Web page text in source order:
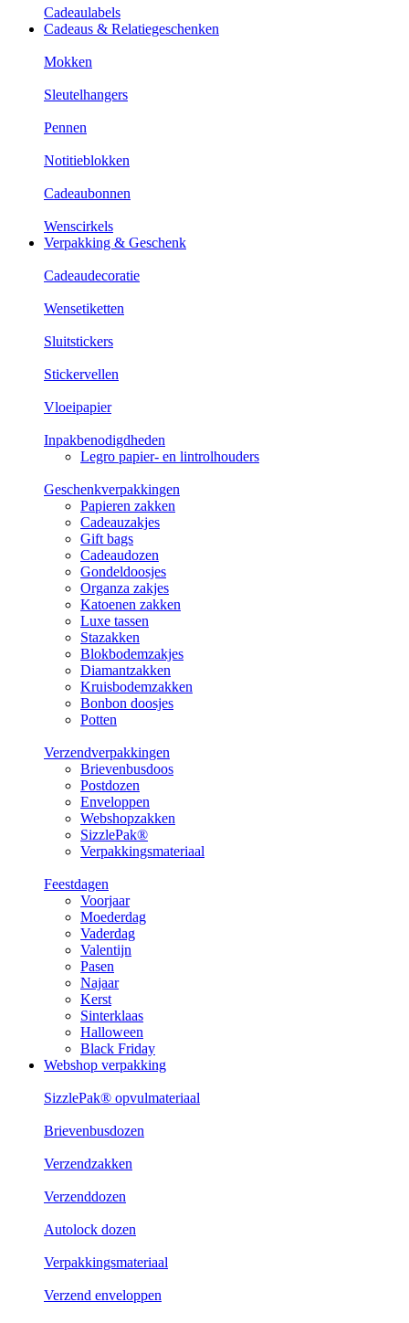
Cadeaulabels
Cadeaus & Relatiegeschenken
Mokken
Sleutelhangers
Pennen
Notitieblokken
Cadeaubonnen
Wenscirkels
Verpakking & Geschenk
Cadeaudecoratie
Wensetiketten
Sluitstickers
Stickervellen
Vloeipapier
Inpakbenodigdheden
Legro papier- en lintrolhouders
Geschenkverpakkingen
Papieren zakken
Cadeauzakjes
Gift bags
Cadeaudozen
Gondeldoosjes
Organza zakjes
Katoenen zakken
Luxe tassen
Stazakken
Blokbodemzakjes
Diamantzakken
Kruisbodemzakken
Bonbon doosjes
Potten
Verzendverpakkingen
Brievenbusdoos
Postdozen
Enveloppen
Webshopzakken
SizzlePak®
Verpakkingsmateriaal
Feestdagen
Voorjaar
Moederdag
Vaderdag
Valentijn
Pasen
Najaar
Kerst
Sinterklaas
Halloween
Black Friday
Webshop verpakking
SizzlePak® opvulmateriaal
Brievenbusdozen
Verzendzakken
Verzenddozen
Autolock dozen
Verpakkingsmateriaal
Verzend enveloppen